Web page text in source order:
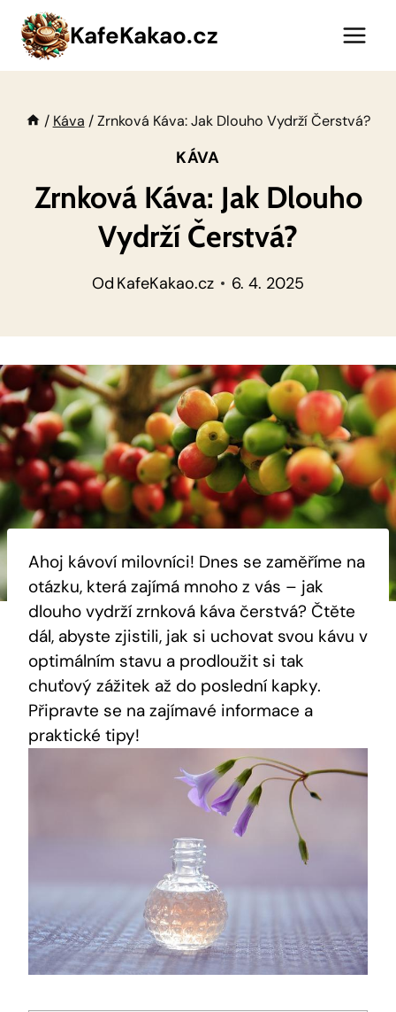
Přeskočit
obsah
KafeKakao.cz
/ Káva / Zrnková Káva: Jak Dlouho Vydrží Čerstvá?
KÁVA
Zrnková Káva: Jak Dlouho
Vydrží Čerstvá?
Od KafeKakao.cz 6. 4. 2025
Ahoj kávoví milovníci! Dnes se zaměříme na
otázku, která zajímá mnoho z vás – jak
dlouho vydrží zrnková káva čerstvá? Čtěte
dál, abyste zjistili, jak si uchovat svou kávu v
optimálním stavu a prodloužit si tak
chuťový zážitek až do poslední kapky.
Připravte se na zajímavé informace a
praktické tipy!